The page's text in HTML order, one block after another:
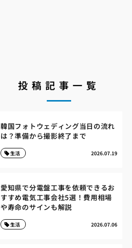
投稿記事一覧
韓国フォトウェディング当日の流れ
は？準備から撮影終了まで
2026.07.19
生活
愛知県で分電盤工事を依頼できるお
すすめ電気工事会社5選！費用相場
や寿命のサインも解説
2026.07.06
生活